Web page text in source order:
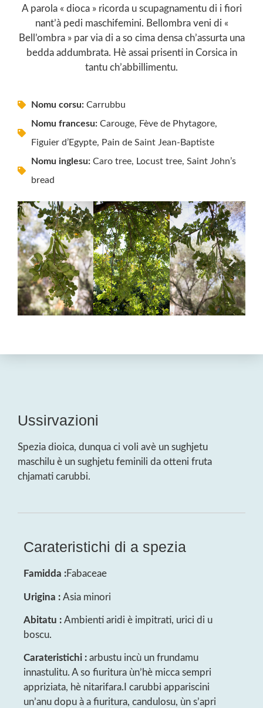
A parola « dioca » ricorda u scupagnamentu di i fiori
nant’à pedi maschifemini. Bellombra veni di «
Bell’ombra » par via di a so cima densa ch’assurta una
bedda addumbrata. Hè assai prisenti in Corsica in
tantu ch’abbillimentu.
Nomu corsu:Carrubbu
Nomu francesu: Carouge, Fève de Phytagore,
Figuier d’Egypte, Pain de Saint Jean-Baptiste
Nomu inglesu: Caro tree, Locust tree, Saint John’s
bread
Ussirvazioni
Spezia dioica, dunqua ci voli avè un sughjetu
maschilu è un sughjetu feminili da otteni fruta
chjamati carubbi.
Carateristichi di a spezia
Famidda :Fabaceae
Urigina : Asia minori
Abitatu : Ambienti aridi è impitrati, urici di u
boscu.
Carateristichi : arbustu incù un frundamu
innastulitu. A so fiuritura ùn’hè micca sempri
appriziata, hè nitarifara.I carubbi appariscini
un’anu dopu à a fiuritura, candulosu, ùn s’apri